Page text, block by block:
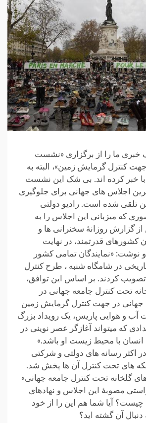
خبری ما را از برگزاری «نشست
کنترل گرمایش زمین»، البته به
خبر کرده اند. بی شک این نشست
اجلاس های جهانی برای جلوگیری
تلقی شده است. رادیو دولتی
که میزبانی این اجلاس را به
گزارش روزانۀ سخنرانی ها و
کشورهای قدرتمند، در نهایت
و نوشت: «نمایندگان تمامی کشور
در شامگاه شنبه ، طرح کنترل
کردند. بر اساس این توافق،
تحت کنترل جامعه جهانی در
جهانی در جهت کنترل گرمایش زمین
آب و هوایی پاریس، یک رویداد بزرگ
که میتواند آغازگر عصر نوینی در
با محیط زیست او باشد.»
اکثر رسانه های دولتی و شرکتی
های تحت کنترل آن ها پخش شد.
گلخانه تحت کنترل جامعه جهانی»
مصوبۀ این اجلاس و نهادهای
چیست؟ آیا شما هم این را از خود
دنبال آن گشته اید؟